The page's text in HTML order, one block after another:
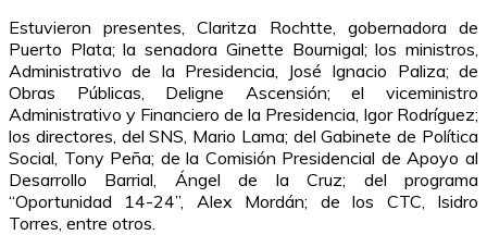
Estuvieron presentes, Claritza Rochtte, gobernadora de
Puerto Plata; la senadora Ginette Bournigal; los ministros,
Administrativo de la Presidencia, José Ignacio Paliza; de
Obras Públicas, Deligne Ascensión; el viceministro
Administrativo y Financiero de la Presidencia, Igor Rodríguez;
los directores, del SNS, Mario Lama; del Gabinete de Política
Social, Tony Peña; de la Comisión Presidencial de Apoyo al
Desarrollo Barrial, Ángel de la Cruz; del programa
“Oportunidad 14-24”, Alex Mordán; de los CTC, Isidro
Torres, entre otros.